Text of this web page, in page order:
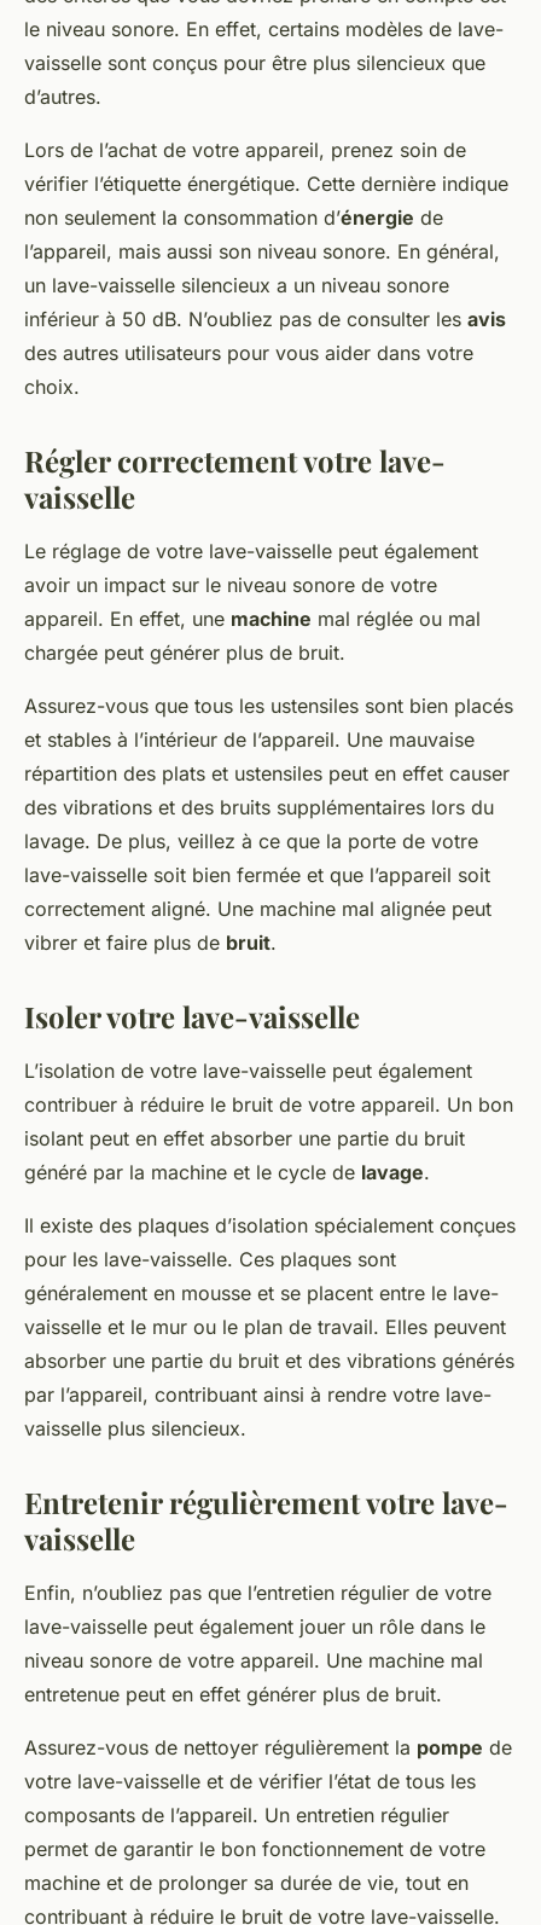
le niveau sonore. En effet, certains modèles de lave-
vaisselle sont conçus pour être plus silencieux que
d’autres.
Lors de l’achat de votre appareil, prenez soin de
vérifier l’étiquette énergétique. Cette dernière indique
non seulement la consommation d’énergie de
l’appareil, mais aussi son niveau sonore. En général,
un lave-vaisselle silencieux a un niveau sonore
inférieur à 50 dB. N’oubliez pas de consulter les avis
des autres utilisateurs pour vous aider dans votre
choix.
Régler correctement votre lave-
vaisselle
Le réglage de votre lave-vaisselle peut également
avoir un impact sur le niveau sonore de votre
appareil. En effet, une machine mal réglée ou mal
chargée peut générer plus de bruit.
Assurez-vous que tous les ustensiles sont bien placés
et stables à l’intérieur de l’appareil. Une mauvaise
répartition des plats et ustensiles peut en effet causer
des vibrations et des bruits supplémentaires lors du
lavage. De plus, veillez à ce que la porte de votre
lave-vaisselle soit bien fermée et que l’appareil soit
correctement aligné. Une machine mal alignée peut
vibrer et faire plus de bruit.
Isoler votre lave-vaisselle
L’isolation de votre lave-vaisselle peut également
contribuer à réduire le bruit de votre appareil. Un bon
isolant peut en effet absorber une partie du bruit
généré par la machine et le cycle de lavage.
Il existe des plaques d’isolation spécialement conçues
pour les lave-vaisselle. Ces plaques sont
généralement en mousse et se placent entre le lave-
vaisselle et le mur ou le plan de travail. Elles peuvent
absorber une partie du bruit et des vibrations générés
par l’appareil, contribuant ainsi à rendre votre lave-
vaisselle plus silencieux.
Entretenir régulièrement votre lave-
vaisselle
Enfin, n’oubliez pas que l’entretien régulier de votre
lave-vaisselle peut également jouer un rôle dans le
niveau sonore de votre appareil. Une machine mal
entretenue peut en effet générer plus de bruit.
Assurez-vous de nettoyer régulièrement la pompe de
votre lave-vaisselle et de vérifier l’état de tous les
composants de l’appareil. Un entretien régulier
permet de garantir le bon fonctionnement de votre
machine et de prolonger sa durée de vie, tout en
contribuant à réduire le bruit de votre lave-vaisselle.